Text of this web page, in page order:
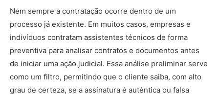
Nem sempre a contratação ocorre dentro de um
processo já existente. Em muitos casos, empresas e
indivíduos contratam assistentes técnicos de forma
preventiva para analisar contratos e documentos antes
de iniciar uma ação judicial. Essa análise preliminar serve
como um filtro, permitindo que o cliente saiba, com alto
grau de certeza, se a assinatura é autêntica ou falsa